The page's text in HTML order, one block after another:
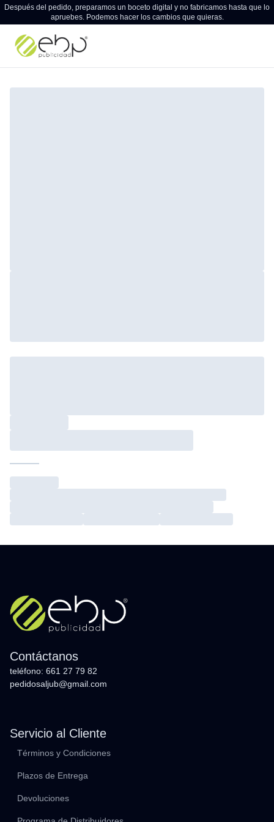
Después del pedido, preparamos un boceto digital y no fabricamos hasta que lo
apruebes. Podemos hacer los cambios que quieras.
Contáctanos
teléfono: 661 27 79 82
pedidosaljub@gmail.com
Servicio al Cliente
Términos y Condiciones
Plazos de Entrega
Devoluciones